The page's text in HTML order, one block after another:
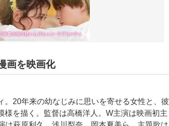
画を映画化
20年来の幼なじみに思いを寄せる女性と、彼
を描く。監督は高橋洋人。W主演は映画初主